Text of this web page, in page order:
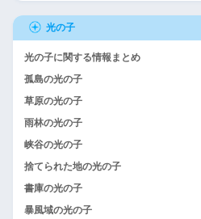
光の子
光の子に関する情報まとめ
孤島の光の子
草原の光の子
雨林の光の子
峡谷の光の子
捨てられた地の光の子
書庫の光の子
暴風域の光の子